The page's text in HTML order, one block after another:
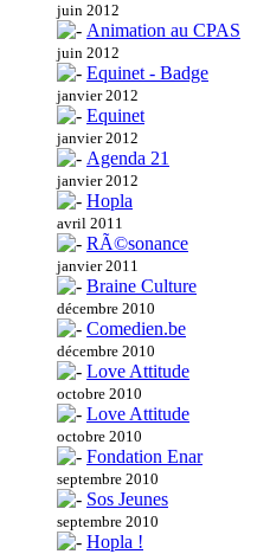
juin 2012
Animation au CPAS
juin 2012
Equinet - Badge
janvier 2012
Equinet
janvier 2012
Agenda 21
janvier 2012
Hopla
avril 2011
RÃ©sonance
janvier 2011
Braine Culture
décembre 2010
Comedien.be
décembre 2010
Love Attitude
octobre 2010
Love Attitude
octobre 2010
Fondation Enar
septembre 2010
Sos Jeunes
septembre 2010
Hopla !